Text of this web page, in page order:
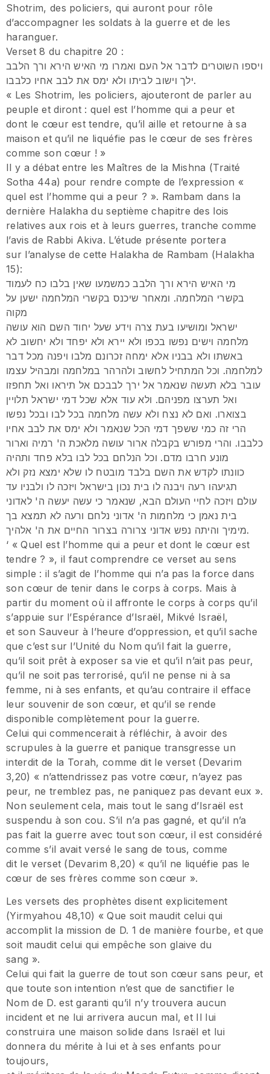
Shotrim, des policiers, qui auront pour rôle
d’accompagner les soldats à la guerre et de les
haranguer.
Verset 8 du chapitre 20 :
ויספו השוטרים לדבר אל העם ואמרו מי האיש הירא ורך הלבב
ילך וישוב לביתו ולא ימס את לבב אחיו כלבבו.
« Les Shotrim, les policiers, ajouteront de parler au
peuple et diront : quel est l’homme qui a peur et
dont le cœur est tendre, qu’il aille et retourne à sa
maison et qu’il ne liquéfie pas le cœur de ses frères
comme son cœur ! »
Il y a débat entre les Maîtres de la Mishna (Traité
Sotha 44a) pour rendre compte de l’expression «
quel est l’homme qui a peur ? ». Rambam dans la
dernière Halakha du septième chapitre des lois
relatives aux rois et à leurs guerres, tranche comme
l’avis de Rabbi Akiva. L’étude présente portera
sur l’analyse de cette Halakha de Rambam (Halakha
15):
מי האיש הירא ורך הלבב כמשמעו שאין בלבו כח לעמוד
בקשרי המלחמה. ומאחר שיכנס בקשרי המלחמה ישען על
מקוה
ישראל ומושיעו בעת צרה וידע שעל יחוד השם הוא עושה
מלחמה וישים נפשו בכפו ולא יירא ולא יפחד ולא יחשוב לא
באשתו ולא בבניו אלא ימחה זכרונם מלבו ויפנה מכל דבר
למלחמה. וכל המתחיל לחשוב ולהרהר במלחמה ומבהיל עצמו
עובר בלא תעשה שנאמר אל ירך לבבכם אל תיראו ואל תחפזו
ואל תערצו מפניהם. ולא עוד אלא שכל דמי ישראל תלויין
בצוארו. ואם לא נצח ולא עשה מלחמה בכל לבו ובכל נפשו
הרי זה כמי ששפך דמי הכל שנאמר ולא ימס את לבב אחיו
כלבבו. והרי מפורש בקבלה ארור עושה מלאכת ה' רמיה וארור
מונע חרבו מדם. וכל הנלחם בכל לבו בלא פחד ותהיה
כוונתו לקדש את השם בלבד מובטח לו שלא ימצא נזק ולא
תגיעהו רעה ויבנה לו בית נכון בישראל ויזכה לו ולבניו עד
עולם ויזכה לחיי העולם הבא, שנאמר כי עשה יעשה ה' לאדוני
בית נאמן כי מלחמות ה' אדוני נלחם ורעה לא תמצא בך
מימיך והיתה נפש אדוני צרורה בצרור החיים את ה' אלהיך.
‘ « Quel est l’homme qui a peur et dont le cœur est
tendre ? », il faut comprendre ce verset au sens
simple : il s’agit de l’homme qui n’a pas la force dans
son cœur de tenir dans le corps à corps. Mais à
partir du moment où il affronte le corps à corps qu’il
s’appuie sur l’Espérance d’Israël, Mikvé Israël,
et son Sauveur à l’heure d’oppression, et qu’il sache
que c’est sur l’Unité du Nom qu’il fait la guerre,
qu’il soit prêt à exposer sa vie et qu’il n’ait pas peur,
qu’il ne soit pas terrorisé, qu’il ne pense ni à sa
femme, ni à ses enfants, et qu’au contraire il efface
leur souvenir de son cœur, et qu’il se rende
disponible complètement pour la guerre.
Celui qui commencerait à réfléchir, à avoir des
scrupules à la guerre et panique transgresse un
interdit de la Torah, comme dit le verset (Devarim
3,20) « n’attendrissez pas votre cœur, n’ayez pas
peur, ne tremblez pas, ne paniquez pas devant eux ».
Non seulement cela, mais tout le sang d’Israël est
suspendu à son cou. S’il n’a pas gagné, et qu’il n’a
pas fait la guerre avec tout son cœur, il est considéré
comme s’il avait versé le sang de tous, comme
dit le verset (Devarim 8,20) « qu’il ne liquéfie pas le
cœur de ses frères comme son cœur ».
Les versets des prophètes disent explicitement
(Yirmyahou 48,10) « Que soit maudit celui qui
accomplit la mission de D. 1 de manière fourbe, et que
soit maudit celui qui empêche son glaive du
sang ».
Celui qui fait la guerre de tout son cœur sans peur, et
que toute son intention n’est que de sanctifier le
Nom de D. est garanti qu’il n’y trouvera aucun
incident et ne lui arrivera aucun mal, et Il lui
construira une maison solide dans Israël et lui
donnera du mérite à lui et à ses enfants pour
toujours,